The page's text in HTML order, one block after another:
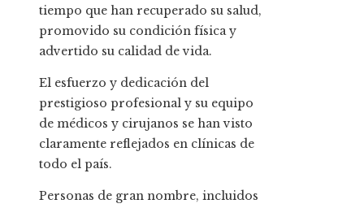
tiempo que han recuperado su salud,
promovido su condición física y
advertido su calidad de vida.
El esfuerzo y dedicación del
prestigioso profesional y su equipo
de médicos y cirujanos se han visto
claramente reflejados en clínicas de
todo el país.
Personas de gran nombre, incluidos